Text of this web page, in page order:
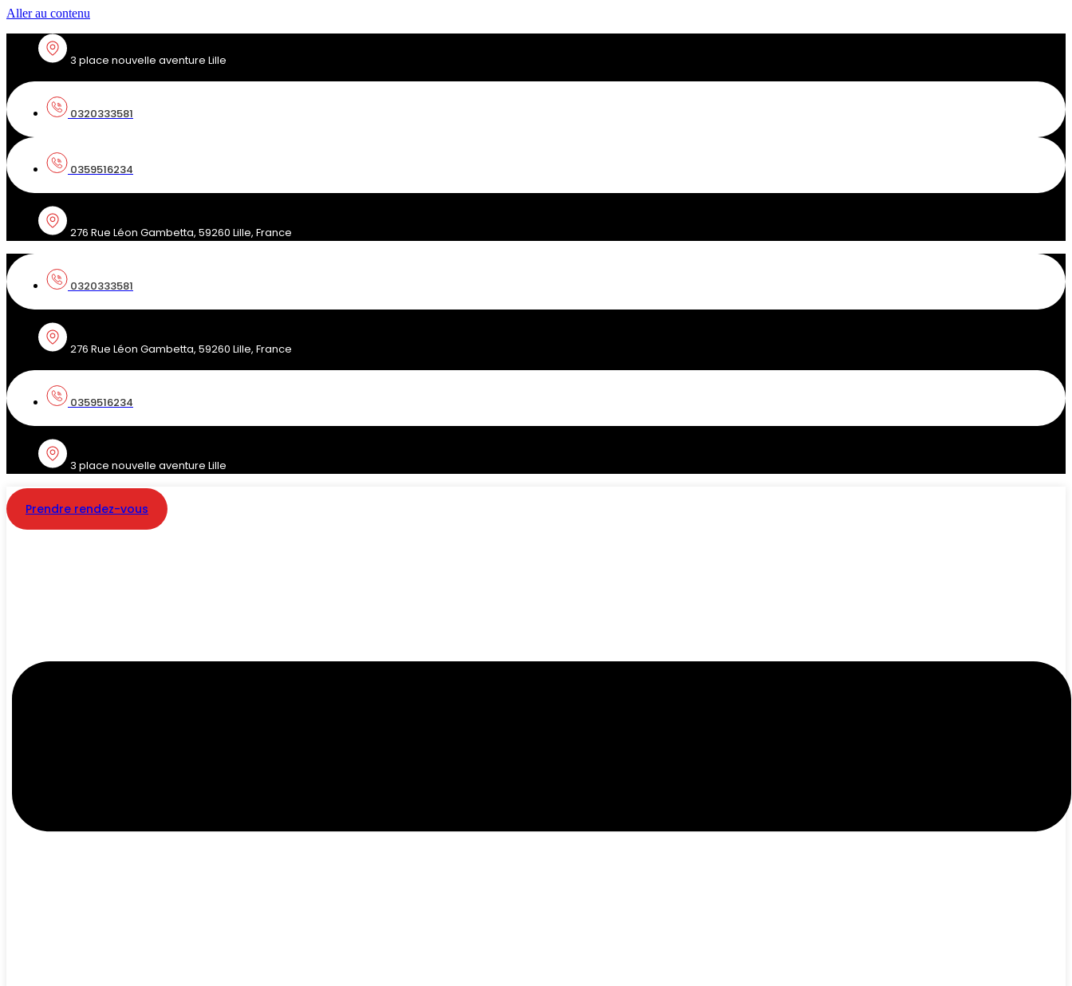
Aller au contenu
3 place nouvelle aventure Lille
0320333581
0359516234
276 Rue Léon Gambetta, 59260 Lille, France
0320333581
276 Rue Léon Gambetta, 59260 Lille, France
0359516234
3 place nouvelle aventure Lille
Prendre rendez-vous